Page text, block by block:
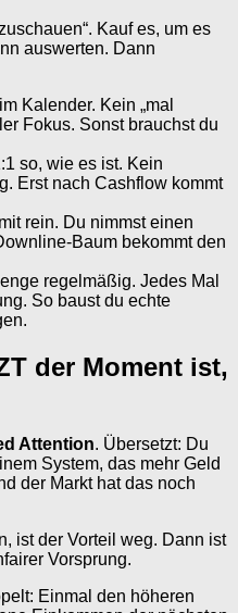
Kauf es, um es
auswerten. Dann
Kalender. Kein „mal
Fokus. Sonst brauchst du
so, wie es ist. Kein
Erst nach Cashflow kommt
rein. Du nimmst einen
Baum bekommt den
regelmäßig. Jedes Mal
So baust du echte
der Moment ist,
Attention. Übersetzt: Du
System, das mehr Geld
der Markt hat das noch
ist der Vorteil weg. Dann ist
Vorsprung.
Einmal den höheren